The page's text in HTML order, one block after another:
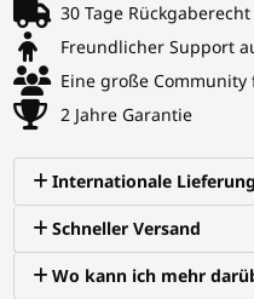
30 Tage Rückgaberecht
Freundlicher Support
Eine große
2 Jahre Garantie
Internationale Lieferung
Schneller Versand
Wo kann ich mehr